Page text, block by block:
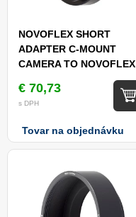
NOVOFLEX SHORT
ADAPTER C-MOUNT
CAMERA TO NOVOFLEX
A-MOUNT (CEA-K EN)
€ 70,73
s DPH
Tovar na objednávku